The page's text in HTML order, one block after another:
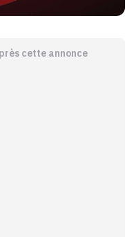
cette annonce